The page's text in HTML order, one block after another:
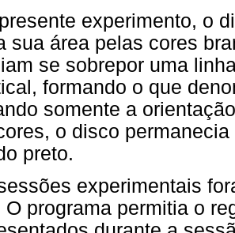
experimento, o
sua área pelas cores
se sobrepor uma
formando o que
somente a
o disco
preto.
experimentais
O programa permitia o